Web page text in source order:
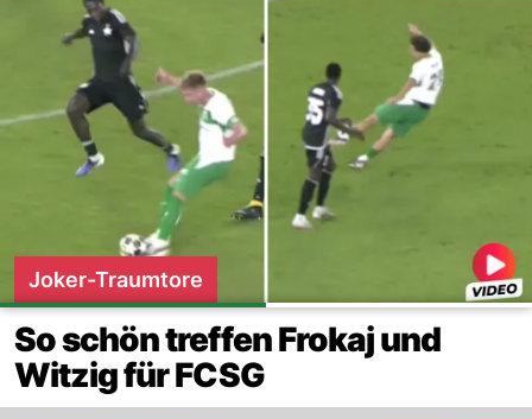
Joker-Traumtore
So schön treffen Frokaj und
Witzig für FCSG